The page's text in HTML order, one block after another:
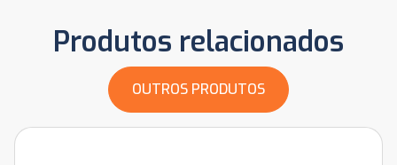
Produtos relacionados
OUTROS PRODUTOS